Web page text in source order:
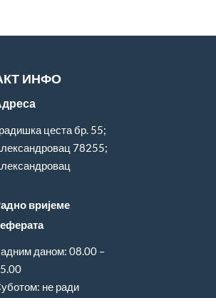
ИНФО
цеста бр. 55;
78255;
вријеме
даном: 08.00 –
не ради